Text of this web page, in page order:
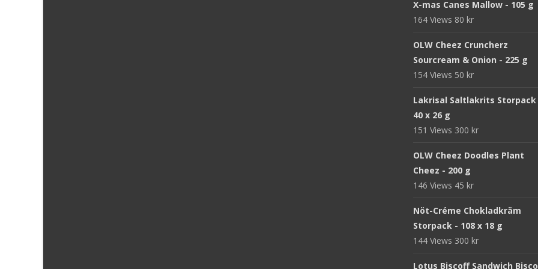
X-mas Canes Mallow - 105 g
164 Views 80 kr
OLW Cheez Cruncherz
Sourcream & Onion - 225 g
154 Views 50 kr
Lakrisal Saltlakrits Storpack
40 x 26 g
151 Views 300 kr
OLW Cheez Doodles Plant
Cheez - 200 g
146 Views 45 kr
Nöt-Créme Chokladkräm
Storpack - 108 x 18 g
144 Views 300 kr
Lotus Biscoff Sandwich